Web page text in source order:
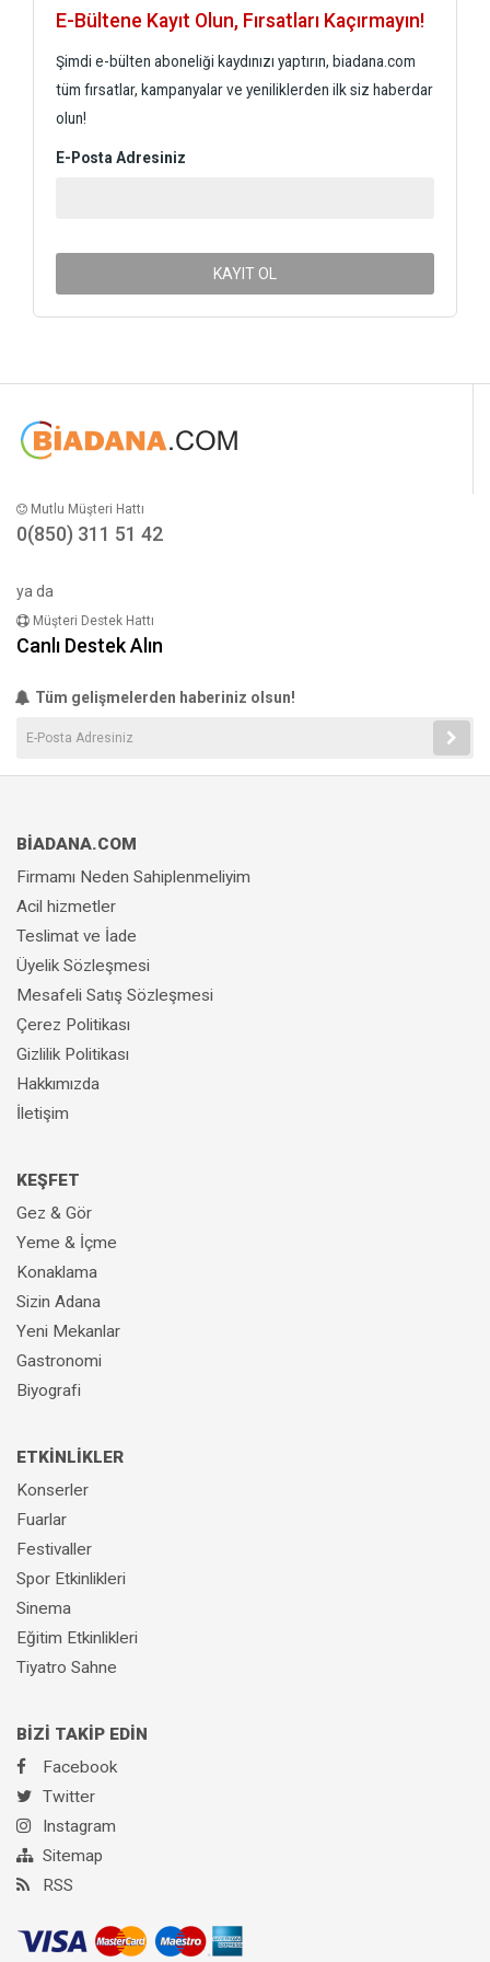
E-Bültene Kayıt Olun, Fırsatları Kaçırmayın!
Şimdi e-bülten aboneliği kaydınızı yaptırın, biadana.com
tüm fırsatlar, kampanyalar ve yeniliklerden ilk siz haberdar
olun!
E-Posta Adresiniz
KAYIT OL
Mutlu Müşteri Hattı
0(850) 311 51 42
ya da
Müşteri Destek Hattı
Canlı Destek Alın
Tüm gelişmelerden haberiniz olsun!
BİADANA.COM
Firmamı Neden Sahiplenmeliyim
Acil hizmetler
Teslimat ve İade
Üyelik Sözleşmesi
Mesafeli Satış Sözleşmesi
Çerez Politikası
Gizlilik Politikası
Hakkımızda
İletişim
KEŞFET
Gez & Gör
Yeme & İçme
Konaklama
Sizin Adana
Yeni Mekanlar
Gastronomi
Biyografi
ETKİNLİKLER
Konserler
Fuarlar
Festivaller
Spor Etkinlikleri
Sinema
Eğitim Etkinlikleri
Tiyatro Sahne
BİZİ TAKİP EDİN
Facebook
Twitter
Instagram
Sitemap
RSS